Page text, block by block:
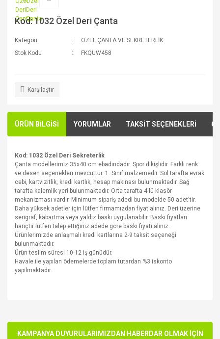
Kod: 1032 Özel Deri Çanta
Kategori
ÖZEL ÇANTA VE SEKRETERLİK
Stok Kodu
FKQUW458
Karşılaştır
ÜRÜN BİLGİSİ YORUMLAR TAKSİT SEÇENEKLERİ
Kod: 1032 Özel Deri Sekreterlik
Çanta modellerimiz 35x40 cm ebadındadır. Spor dikişlidir. Farklı renk
ve desen seçenekleri mevcuttur. 1. Sınıf malzemedir. Sol tarafta evrak
cebi, kartvizitlik, kredi kartlık, hesap makinası bulunmaktadır. Sağ
tarafta kalemlik yeri bulunmaktadır. Orta tarafta 4'lü klasör
mekanizması vardır. Minimum sipariş adedi bu modelde 50 adet'tir.
Daha yüksek adetler için lütfen firmamızdan fiyat alınız. Deri üzerine
serigraf, kabartma veya yaldız baskı uygulanabilir. Baskı fiyatları
hariçtir lütfen talep ettiğiniz adede göre baskı fiyatı alınız.
Ürünlerimizde anlaşmalı kredi kartlarına 2-9 taksit seçeneği
bulunmaktadır.
Ürün teslim süresi 10-12 iş günüdür.
Havale ile yapılan ödemelerde toplam tutardan %3 iskonto
yapılmaktadır.
kullanarak tarafımıza iletebilirsiniz.
Görüş ve önerileriniz için teşekkür ederiz.
KAMPANYA DUYURULARIMIZDAN HABERDAR OLMAK İÇİN